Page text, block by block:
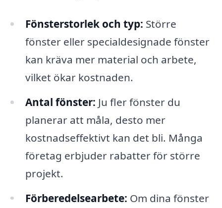
Fönsterstorlek och typ: Större
fönster eller specialdesignade fönster
kan kräva mer material och arbete,
vilket ökar kostnaden.
Antal fönster: Ju fler fönster du
planerar att måla, desto mer
kostnadseffektivt kan det bli. Många
företag erbjuder rabatter för större
projekt.
Förberedelsearbete: Om dina fönster